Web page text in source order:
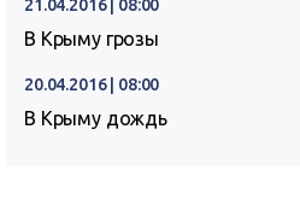
21.04.2016 | 08:00
В Крыму грозы
20.04.2016 | 08:00
В Крыму дождь